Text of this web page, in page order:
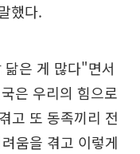
했다.
은 게 많다"면서
은 우리의 힘으로
고 또 동족끼리 전
움을 겪고 이렇게